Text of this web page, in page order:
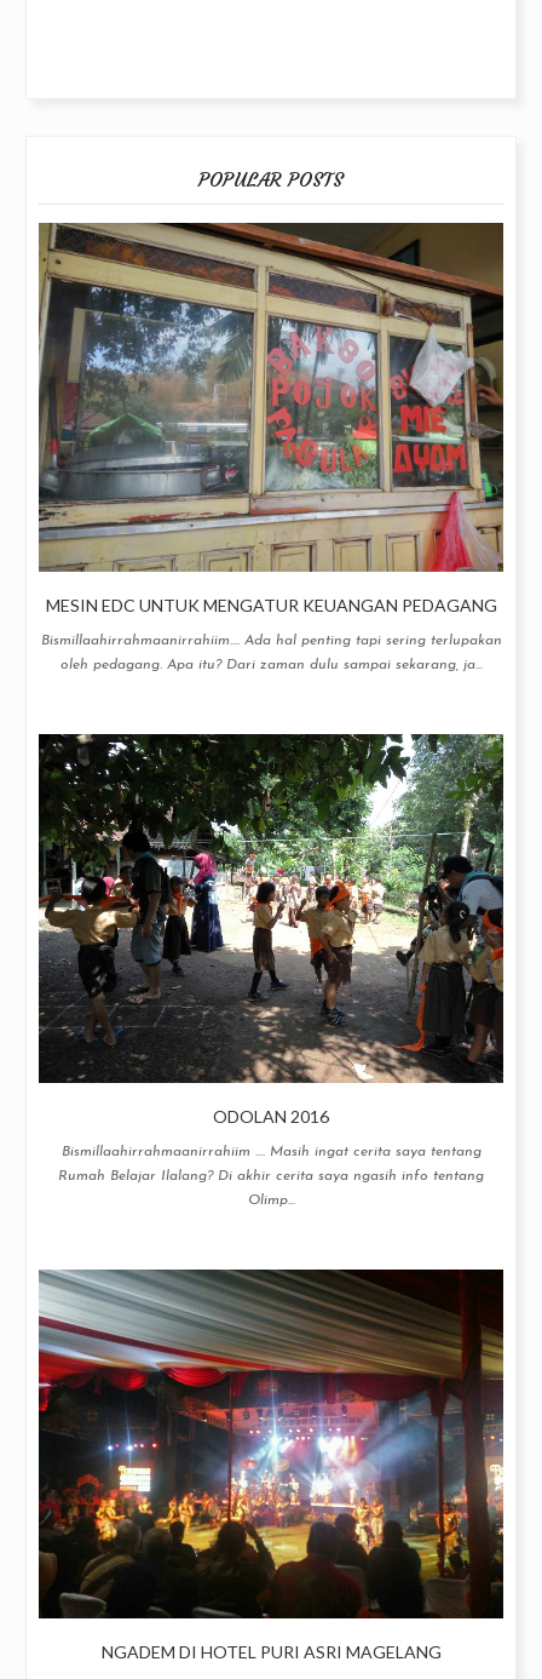
POPULAR POSTS
MESIN EDC UNTUK MENGATUR KEUANGAN PEDAGANG
Bismillaahirrahmaanirrahiim.... Ada hal penting tapi sering terlupakan
oleh pedagang. Apa itu? Dari zaman dulu sampai sekarang, ja...
ODOLAN 2016
Bismillaahirrahmaanirrahiim .... Masih ingat cerita saya tentang
Rumah Belajar Ilalang? Di akhir cerita saya ngasih info tentang
Olimp...
NGADEM DI HOTEL PURI ASRI MAGELANG